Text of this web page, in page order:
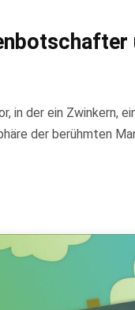
in der ein Zwinkern,
der berühmten